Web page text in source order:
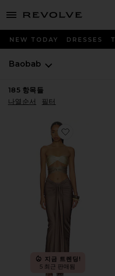
menu - shows more content
NEW TODAY DRESSES
Baobab
185항목들
나열순서
필터
Favorite GISELLE
지금 트렌딩!
5 최근 판매됨